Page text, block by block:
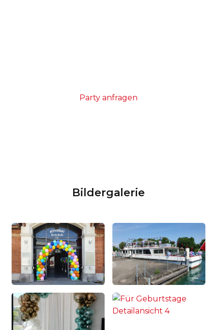
Party anfragen
Bildergalerie